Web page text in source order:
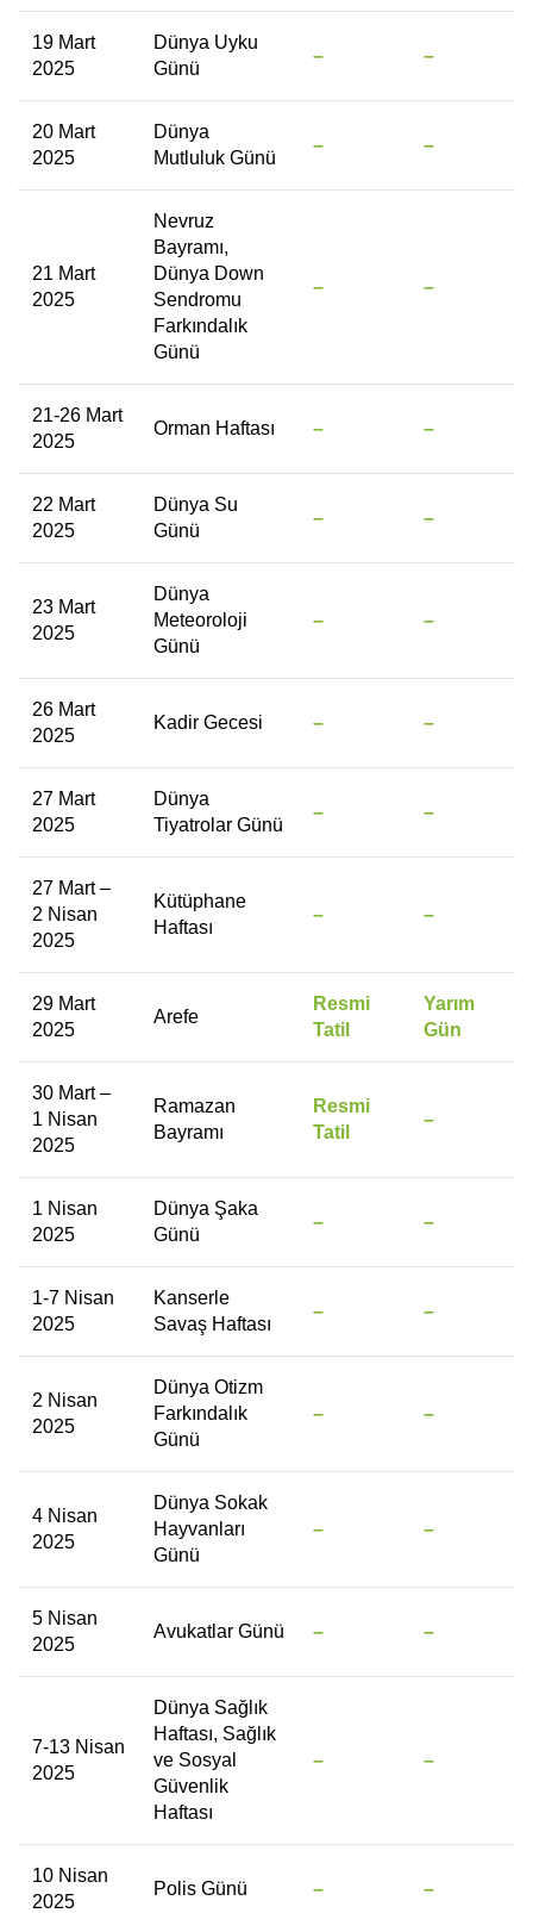
19 Mart
2025
Dünya Uyku
Günü
– –
20 Mart
2025
Dünya
Mutluluk Günü
– –
21 Mart
2025
Nevruz
Bayramı,
Dünya Down
Sendromu
Farkındalık
Günü
– –
21-26 Mart
2025
Orman Haftası – –
22 Mart
2025
Dünya Su
Günü
– –
23 Mart
2025
Dünya
Meteoroloji
Günü
– –
26 Mart
2025
Kadir Gecesi – –
27 Mart
2025
Dünya
Tiyatrolar Günü
– –
27 Mart –
2 Nisan
2025
Kütüphane
Haftası
– –
29 Mart
2025
Arefe
Resmi
Tatil
Yarım
Gün
30 Mart –
1 Nisan
2025
Ramazan
Bayramı
Resmi
Tatil
–
1 Nisan
2025
Dünya Şaka
Günü
– –
1-7 Nisan
2025
Kanserle
Savaş Haftası
– –
2 Nisan
2025
Dünya Otizm
Farkındalık
Günü
– –
4 Nisan
2025
Dünya Sokak
Hayvanları
Günü
– –
5 Nisan
2025
Avukatlar Günü – –
7-13 Nisan
2025
Dünya Sağlık
Haftası, Sağlık
ve Sosyal
Güvenlik
Haftası
– –
10 Nisan
2025
Polis Günü – –